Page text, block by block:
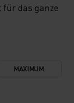
das ganze
MAXIMUM